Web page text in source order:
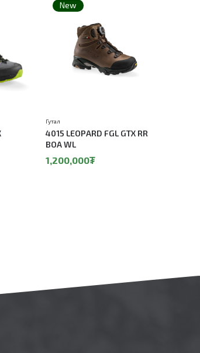
New
4015 LEOPARD FGL GTX RR
BOA WL
Гутал
1,200,000₮